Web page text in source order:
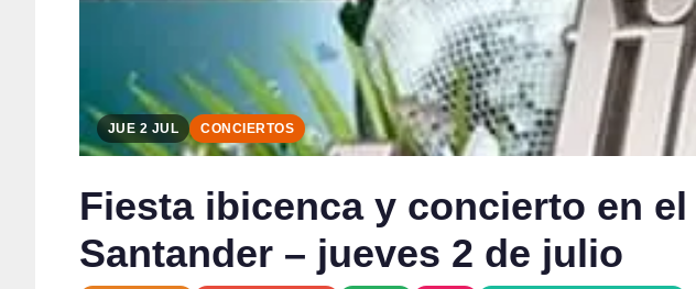
JUE 2 JUL CONCIERTOS
Fiesta ibicenca y concierto en
Santander – jueves 2 de julio